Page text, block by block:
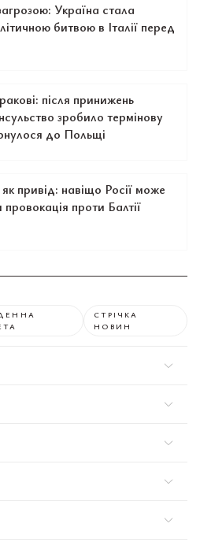
Україна стала
битвою в Італії перед
після принижень
зробило термінову
до Польщі
привід: навіщо Росії може
проти Балтії
СТРІЧКА
НОВИН